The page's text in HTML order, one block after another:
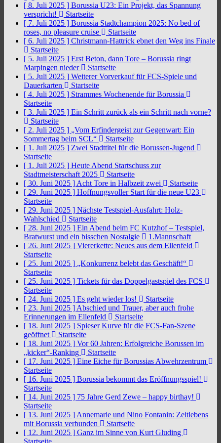
[ 8. Juli 2025 ] Borussia U23: Ein Projekt, das Spannung
verspricht!
Startseite
[ 7. Juli 2025 ] Borussia Stadtchampion 2025: No bed of
roses, no pleasure cruise
Startseite
[ 6. Juli 2025 ] Christmann-Hattrick ebnet den Weg ins Finale
Startseite
[ 5. Juli 2025 ] Erst Beton, dann Tore – Borussia ringt
Marpingen nieder
Startseite
[ 5. Juli 2025 ] Weiterer Vorverkauf für FCS-Spiele und
Dauerkarten
Startseite
[ 4. Juli 2025 ] Strammes Wochenende für Borussia
Startseite
[ 3. Juli 2025 ] Ein Schritt zurück als ein Schritt nach vorne?
Startseite
[ 2. Juli 2025 ] „Vom Erfindergeist zur Gegenwart: Ein
Sommertag beim SCL“
Startseite
[ 1. Juli 2025 ] Zwei Stadttitel für die Borussen-Jugend
Startseite
[ 1. Juli 2025 ] Heute Abend Startschuss zur
Stadtmeisterschaft 2025
Startseite
[ 30. Juni 2025 ] Acht Tore in Halbzeit zwei
Startseite
[ 29. Juni 2025 ] Hoffnungsvoller Start für die neue U23
Startseite
[ 29. Juni 2025 ] Nächste Testspiel-Ausfahrt: Holz-
Wahlschied
Startseite
[ 28. Juni 2025 ] Ein Abend beim FC Kutzhof – Testspiel,
Bratwurst und ein bisschen Nostalgie
1.Mannschaft
[ 26. Juni 2025 ] Viererkette: Neues aus dem Ellenfeld
Startseite
[ 25. Juni 2025 ] „Konkurrenz belebt das Geschäft!“
Startseite
[ 25. Juni 2025 ] Tickets für das Doppelgastspiel des FCS
Startseite
[ 24. Juni 2025 ] Es geht wieder los!
Startseite
[ 23. Juni 2025 ] Abschied und Trauer, aber auch frohe
Erinnerungen im Ellenfeld
Startseite
[ 18. Juni 2025 ] Spieser Kurve für die FCS-Fan-Szene
geöffnet
Startseite
[ 18. Juni 2025 ] Vor 60 Jahren: Erfolgreiche Borussen im
„kicker“-Ranking
Startseite
[ 17. Juni 2025 ] Eine Eiche für Borussias Abwehrzentrum
Startseite
[ 16. Juni 2025 ] Borussia bekommt das Eröffnungsspiel!
Startseite
[ 14. Juni 2025 ] 75 Jahre Gerd Zewe – happy birthay!
Startseite
[ 13. Juni 2025 ] Annemarie und Nino Fontanin: Zeitlebens
mit Borussia verbunden
Startseite
[ 12. Juni 2025 ] Ganz im Sinne von Kurt Gluding
Startseite